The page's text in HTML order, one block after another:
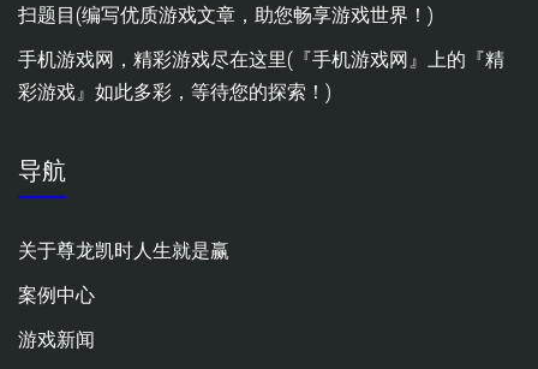
扫题目(编写优质游戏文章，助您畅享游戏世界！)
手机游戏网，精彩游戏尽在这里(『手机游戏网』上的『精
彩游戏』如此多彩，等待您的探索！)
导航
关于尊龙凯时人生就是赢
案例中心
游戏新闻